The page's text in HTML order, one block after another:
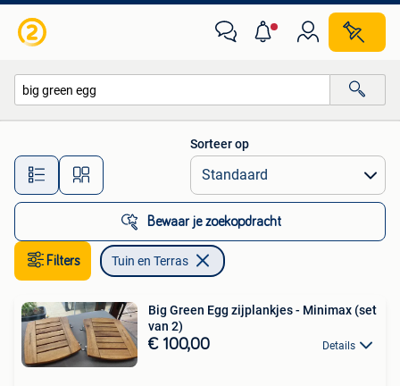
Alle afstanden…
Sorteer op
Bewaar je zoekopdracht
Filters Tuin en Terras
Big Green Egg zijplankjes - Minimax (set
van 2)
€ 100,00 Details